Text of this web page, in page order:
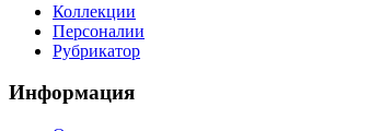
Коллекции
Персоналии
Рубрикатор
Информация